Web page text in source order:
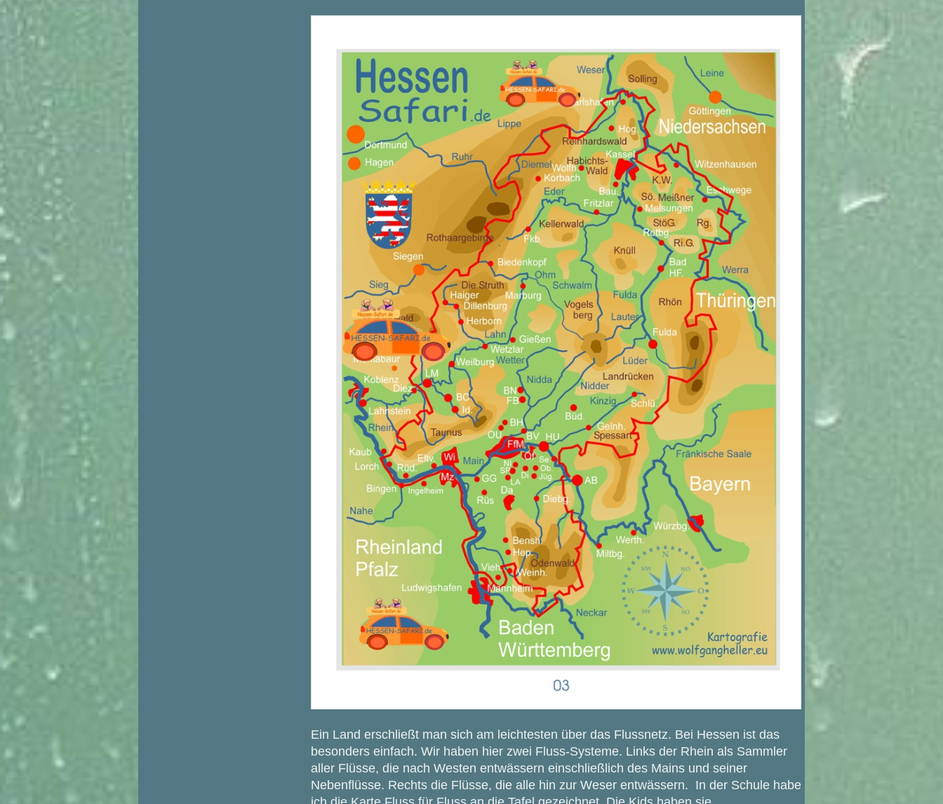
Ein Land erschließt man sich am leichtesten über das Flussnetz. Bei Hessen ist das
besonders einfach. Wir haben hier zwei Fluss-Systeme. Links der Rhein als Sammler
aller Flüsse, die nach Westen entwässern einschließlich des Mains und seiner
Nebenflüsse. Rechts die Flüsse, die alle hin zur Weser entwässern. In der Schule habe